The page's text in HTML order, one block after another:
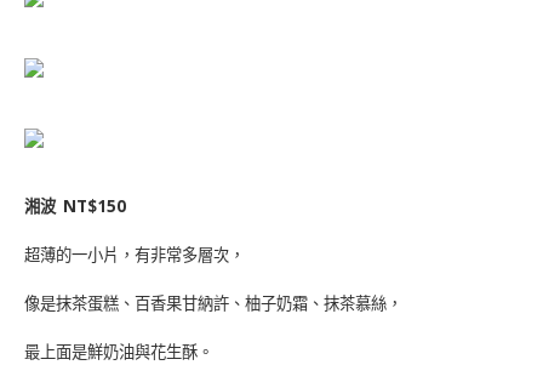
湘波 NT$150
超薄的一小片，有非常多層次，
像是抹茶蛋糕、百香果甘納許、柚子奶霜、抹茶慕絲，
最上面是鮮奶油與花生酥。